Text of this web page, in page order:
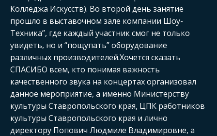
Колледжа Искусств). Во второй день занятие
прошло в выставочном зале компании Шоу-
Техника”, где каждый участник смог не только
увидеть, но и “пощупать” оборудование
различных производителей.Хочется сказать
СПАСИБО всем, кто понимая важность
качественного звука на концертах организовал
данное мероприятие, а именно Министерству
культуры Ставропольского края, ЦПК работников
культуры Ставропольского края и лично
директору Попович Людмиле Владимировне, а